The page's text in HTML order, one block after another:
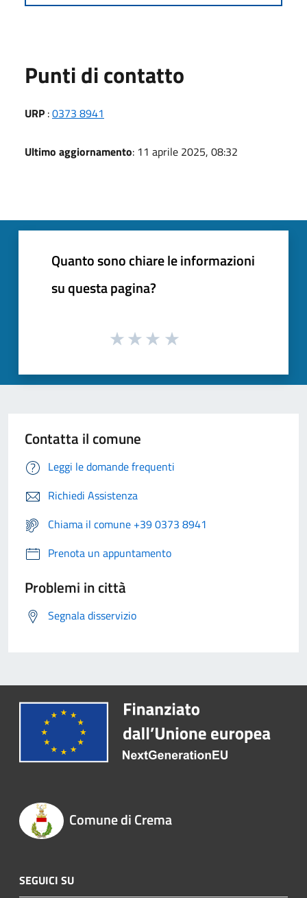
Punti di contatto
URP :0373 8941
Ultimo aggiornamento: 11 aprile 2025, 08:32
Quanto sono chiare le informazioni
su questa pagina?
Contatta il comune
Leggi le domande frequenti
Richiedi Assistenza
Chiama il comune +39 0373 8941
Prenota un appuntamento
Problemi in città
Segnala disservizio
Comune di Crema
SEGUICI SU